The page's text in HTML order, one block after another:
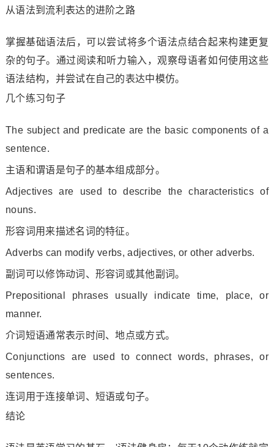
从语法到流利表达的进阶之路
掌握基础语法后，可以尝试将多个语法点结合起来构建更复
杂的句子。通过阅读和听力输入，观察母语者如何使用这些
语法结构，并尝试在自己的表达中模仿。
几个练习句子
The subject and predicate are the basic components of a
sentence.
主语和谓语是句子的基本组成部分。
Adjectives are used to describe the characteristics of
nouns.
形容词用来描述名词的特征。
Adverbs can modify verbs, adjectives, or other adverbs.
副词可以修饰动词、形容词或其他副词。
Prepositional phrases usually indicate time, place, or
manner.
介词短语通常表示时间、地点或方式。
Conjunctions are used to connect words, phrases, or
sentences.
连词用于连接单词、短语或句子。
结论